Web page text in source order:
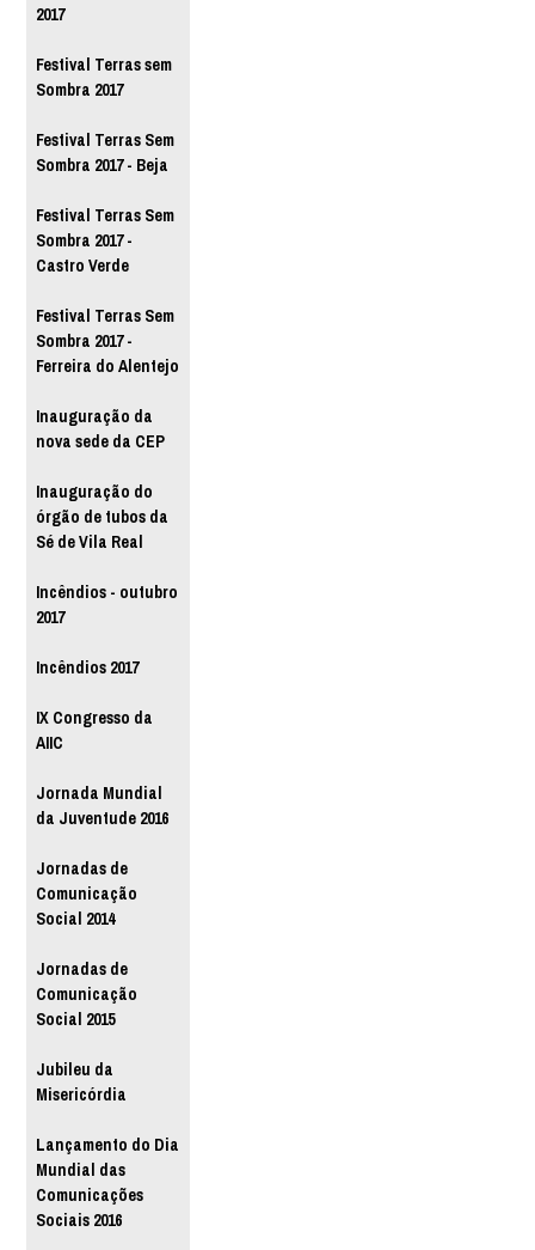
2017
Festival Terras sem
Sombra 2017
Festival Terras Sem
Sombra 2017 - Beja
Festival Terras Sem
Sombra 2017 -
Castro Verde
Festival Terras Sem
Sombra 2017 -
Ferreira do Alentejo
Inauguração da
nova sede da CEP
Inauguração do
órgão de tubos da
Sé de Vila Real
Incêndios - outubro
2017
Incêndios 2017
IX Congresso da
AIIC
Jornada Mundial
da Juventude 2016
Jornadas de
Comunicação
Social 2014
Jornadas de
Comunicação
Social 2015
Jubileu da
Misericórdia
Lançamento do Dia
Mundial das
Comunicações
Sociais 2016